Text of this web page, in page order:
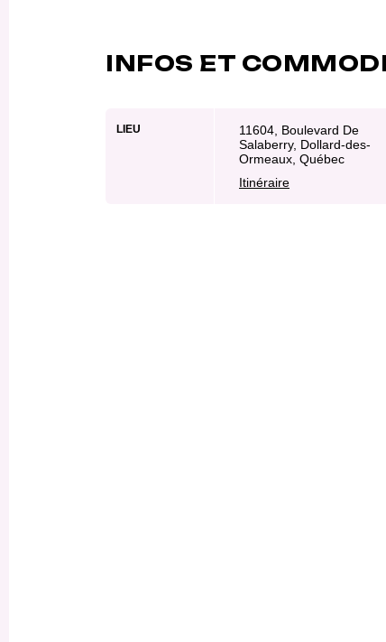
INFOS ET
LIEU
11604, Boulevard De
Salaberry, Dollard-des-
Ormeaux, Québec
Itinéraire